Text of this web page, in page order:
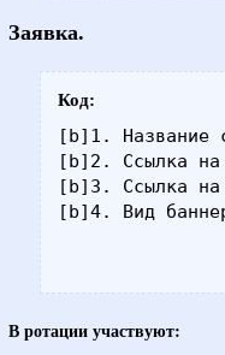
Заявка.
Код:
[b]1. Название
[b]2. Ссылка
[b]3. Ссылка
[b]4. Вид
В ротации участвуют: